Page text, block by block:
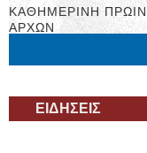
ΚΑΘΗΜΕΡΙΝΗ
ΑΡΧΩΝ
ΕΙΔΗΣΕΙΣ